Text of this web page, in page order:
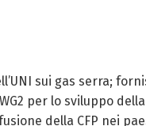
sui gas serra;
per lo sviluppo della
della CFP nei